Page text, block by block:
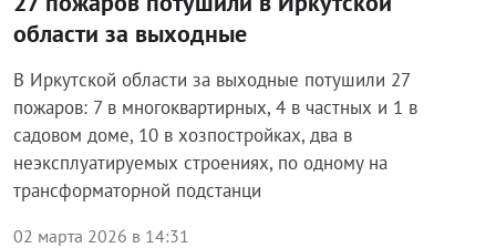
области за выходные
В Иркутской области за выходные потушили 27
пожаров: 7 в многоквартирных, 4 в частных и 1 в
садовом доме, 10 в хозпостройках, два в
неэксплуатируемых строениях, по одному на
трансформаторной подстанци
02 марта 2026 в 14:31